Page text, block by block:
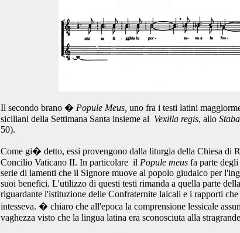
Il secondo brano � Popule Meus, uno fra i testi latini
siciliani della Settimana Santa insieme al Vexilla regis, allo
50).
Come gi� detto, essi provengono dalla liturgia della Chiesa di
Concilio Vaticano II. In particolare il Popule meus fa parte degli
serie di lamenti che il Signore muove al popolo giudaico per
suoi benefici. L'utilizzo di questi testi rimanda a quella parte
riguardante l'istituzione delle Confraternite laicali e i rapporti che
intesseva. � chiaro che all'epoca la comprensione lessicale
vaghezza visto che la lingua latina era sconosciuta alla